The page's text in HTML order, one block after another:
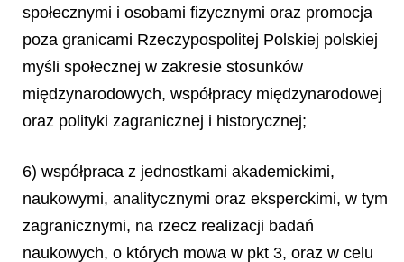
społecznymi i osobami fizycznymi oraz promocja
poza granicami Rzeczypospolitej Polskiej polskiej
myśli społecznej w zakresie stosunków
międzynarodowych, współpracy międzynarodowej
oraz polityki zagranicznej i historycznej;
6) współpraca z jednostkami akademickimi,
naukowymi, analitycznymi oraz eksperckimi, w tym
zagranicznymi, na rzecz realizacji badań
naukowych, o których mowa w pkt 3, oraz w celu